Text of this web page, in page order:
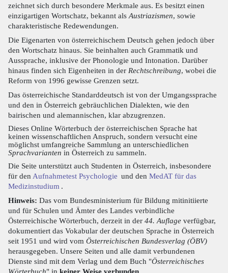
zeichnet sich durch besondere Merkmale aus. Es besitzt einen
einzigartigen Wortschatz, bekannt als Austriazismen, sowie
charakteristische Redewendungen.
Die Eigenarten von österreichischem Deutsch gehen jedoch über
den Wortschatz hinaus. Sie beinhalten auch Grammatik und
Aussprache, inklusive der Phonologie und Intonation. Darüber
hinaus finden sich Eigenheiten in der Rechtschreibung, wobei die
Reform von 1996 gewisse Grenzen setzt.
Das österreichische Standarddeutsch ist von der Umgangssprache
und den in Österreich gebräuchlichen Dialekten, wie den
bairischen und alemannischen, klar abzugrenzen.
Dieses Online Wörterbuch der österreichischen Sprache hat
keinen wissenschaftlichen Anspruch, sondern versucht eine
möglichst umfangreiche Sammlung an unterschiedlichen
Sprachvarianten in Österreich zu sammeln.
Die Seite unterstützt auch Studenten in Österreich, insbesondere
für den Aufnahmetest Psychologie und den MedAT für das
Medizinstudium .
Hinweis: Das vom Bundesministerium für Bildung mitinitiierte
und für Schulen und Ämter des Landes verbindliche
Österreichische Wörterbuch, derzeit in der 44. Auflage verfügbar,
dokumentiert das Vokabular der deutschen Sprache in Österreich
seit 1951 und wird vom Österreichischen Bundesverlag (ÖBV)
herausgegeben. Unsere Seiten und alle damit verbundenen
Dienste sind mit dem Verlag und dem Buch "Österreichisches
Wörterbuch" in keiner Weise verbunden